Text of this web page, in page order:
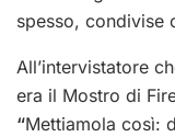
spesso, condivise
All’intervistatore
era il Mostro di
“Mettiamola così: